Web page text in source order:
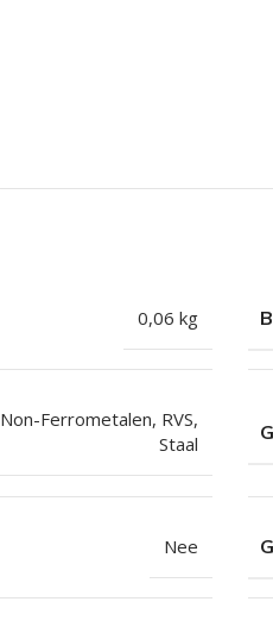
Zelfborende
Betonschroeven
Vleugelteks
0,06 kg
Non-Ferrometalen, RVS,
Staal
Nee